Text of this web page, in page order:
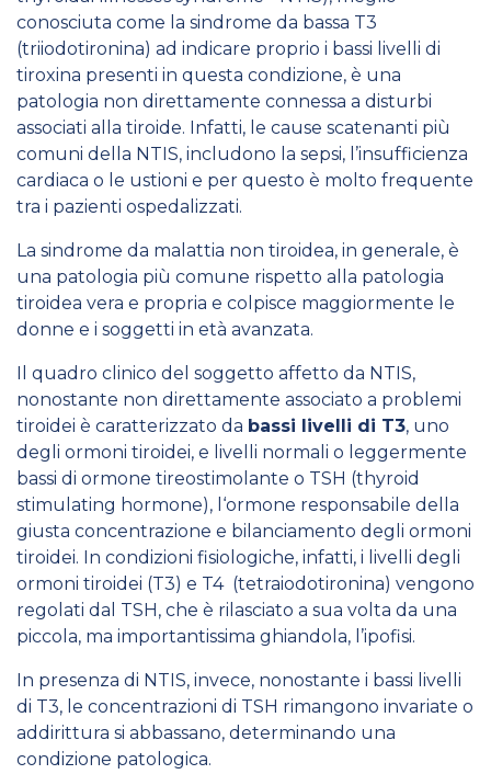
conosciuta come la sindrome da bassa T3
(triiodotironina) ad indicare proprio i bassi livelli di
tiroxina presenti in questa condizione, è una
patologia non direttamente connessa a disturbi
associati alla tiroide. Infatti, le cause scatenanti più
comuni della NTIS, includono la sepsi, l’insufficienza
cardiaca o le ustioni e per questo è molto frequente
tra i pazienti ospedalizzati.
La sindrome da malattia non tiroidea, in generale, è
una patologia più comune rispetto alla patologia
tiroidea vera e propria e colpisce maggiormente le
donne e i soggetti in età avanzata.
Il quadro clinico del soggetto affetto da NTIS,
nonostante non direttamente associato a problemi
tiroidei è caratterizzato da bassi livelli di T3, uno
degli ormoni tiroidei, e livelli normali o leggermente
bassi di ormone tireostimolante o TSH (thyroid
stimulating hormone), l‘ormone responsabile della
giusta concentrazione e bilanciamento degli ormoni
tiroidei. In condizioni fisiologiche, infatti, i livelli degli
ormoni tiroidei (T3) e T4 (tetraiodotironina) vengono
regolati dal TSH, che è rilasciato a sua volta da una
piccola, ma importantissima ghiandola, l’ipofisi.
In presenza di NTIS, invece, nonostante i bassi livelli
di T3, le concentrazioni di TSH rimangono invariate o
addirittura si abbassano, determinando una
condizione patologica.